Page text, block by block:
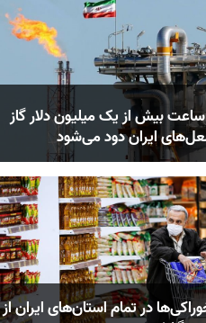
بیش از یک میلیون دلار گاز
ایران دود می‌شود
در تمام استان‌های ایران از